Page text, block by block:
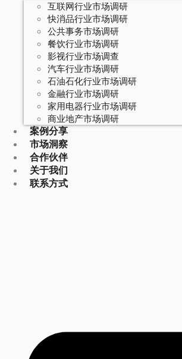
互联网行业市场调研
快消品行业市场调研
公共事务市场调研
餐饮行业市场调研
影视行业市场调查
汽车行业市场调研
石油石化行业市场调研
金融行业市场调研
家用电器行业市场调研
商业地产市场调研
案例分享
市场洞察
合作伙伴
关于我们
联系方式